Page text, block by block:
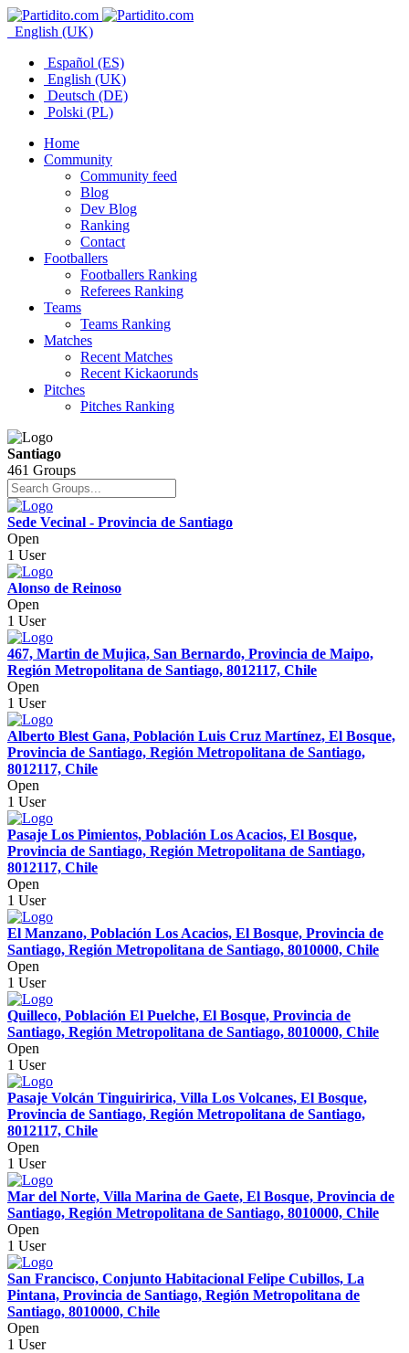
English (UK)
Español (ES)
English (UK)
Deutsch (DE)
Polski (PL)
Home
Community
Community feed
Blog
Dev Blog
Ranking
Contact
Footballers
Footballers Ranking
Referees Ranking
Teams
Teams Ranking
Matches
Recent Matches
Recent Kickaorunds
Pitches
Pitches Ranking
Santiago
461 Groups
Sede Vecinal - Provincia de Santiago
Open
1 User
Alonso de Reinoso
Open
1 User
467, Martin de Mujica, San Bernardo, Provincia de Maipo,
Región Metropolitana de Santiago, 8012117, Chile
Open
1 User
Alberto Blest Gana, Población Luis Cruz Martínez, El Bosque,
Provincia de Santiago, Región Metropolitana de Santiago,
8012117, Chile
Open
1 User
Pasaje Los Pimientos, Población Los Acacios, El Bosque,
Provincia de Santiago, Región Metropolitana de Santiago,
8012117, Chile
Open
1 User
El Manzano, Población Los Acacios, El Bosque, Provincia de
Santiago, Región Metropolitana de Santiago, 8010000, Chile
Open
1 User
Quilleco, Población El Puelche, El Bosque, Provincia de
Santiago, Región Metropolitana de Santiago, 8010000, Chile
Open
1 User
Pasaje Volcán Tinguiririca, Villa Los Volcanes, El Bosque,
Provincia de Santiago, Región Metropolitana de Santiago,
8012117, Chile
Open
1 User
Mar del Norte, Villa Marina de Gaete, El Bosque, Provincia de
Santiago, Región Metropolitana de Santiago, 8010000, Chile
Open
1 User
San Francisco, Conjunto Habitacional Felipe Cubillos, La
Pintana, Provincia de Santiago, Región Metropolitana de
Santiago, 8010000, Chile
Open
1 User